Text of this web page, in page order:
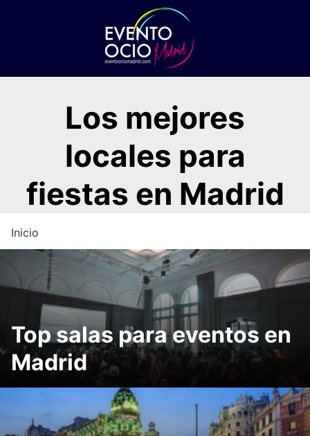
Los mejores
locales para
fiestas en Madrid
Inicio
Top salas para eventos en
Madrid